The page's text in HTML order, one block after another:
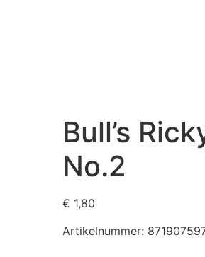
Bull’s
No.2
€ 1,80
Artikelnummer: